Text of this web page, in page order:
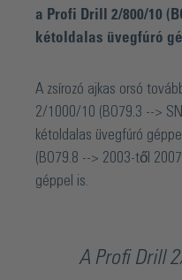
a Profi Drill 2/800/10
kétoldalas üvegfúró
A zsírozó ajkas orsó
2/1000/10 (BO79.3 -->
kétoldalas üvegfúró
(BO79.8 --> 2003-től
géppel is.
A Profi Drill